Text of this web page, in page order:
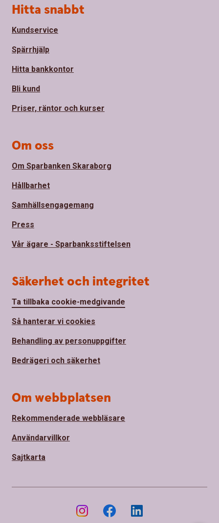
Sidfot
Hitta snabbt
Kundservice
Spärrhjälp
Hitta bankkontor
Bli kund
Priser, räntor och kurser
Om oss
Om Sparbanken Skaraborg
Hållbarhet
Samhällsengagemang
Press
Vår ägare - Sparbanksstiftelsen
Säkerhet och integritet
Ta tillbaka cookie-medgivande
Så hanterar vi cookies
Behandling av personuppgifter
Bedrägeri och säkerhet
Om webbplatsen
Rekommenderade webbläsare
Användarvillkor
Sajtkarta